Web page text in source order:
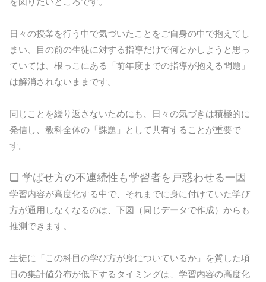
日々の授業を行う中で気づいたことをご自身の中で抱えてし
まい、目の前の生徒に対する指導だけで何とかしようと思っ
ていては、根っこにある「前年度までの指導が抱える問題」
は解消されないままです。
同じことを繰り返さないためにも、日々の気づきは積極的に
発信し、教科全体の「課題」として共有することが重要で
す。
❏ 学ばせ方の不連続性も学習者を戸惑わせる一因
学習内容が高度化する中で、それまでに身に付けていた学び
方が通用しなくなるのは、下図（同じデータで作成）からも
推測できます。
生徒に「この科目の学び方が身についているか」を質した項
目の集計値分布が低下するタイミングは、学習内容の高度化